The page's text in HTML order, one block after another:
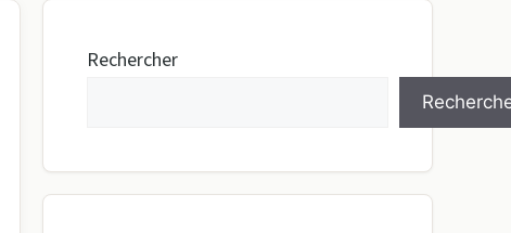
Rechercher